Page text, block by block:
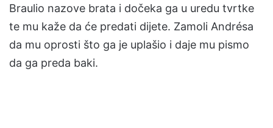
Braulio nazove brata i dočeka ga u uredu tvrtke
te mu kaže da će predati dijete. Zamoli Andrésa
da mu oprosti što ga je uplašio i daje mu pismo
da ga preda baki.